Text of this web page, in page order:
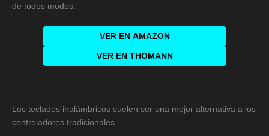
de todos modos.
VER EN AMAZON
VER EN THOMANN
Los teclados inalámbricos suelen ser una mejor alternativa a los
controladores tradicionales.